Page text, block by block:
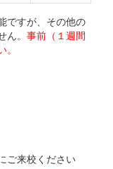
ですが、その他の
。 事前（１週間
ご来校ください